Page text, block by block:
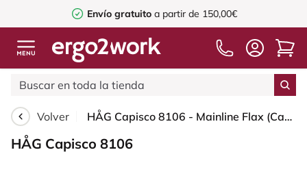
Envío gratuito a partir de 150,00€
Volver HÅG Capisco 8106 - Mainline Flax (Camira) - Lana / Lino - MLF002 Beige-Grey - Silver - 265 mm (seat height 53-79cm) - Glides
HÅG Capisco 8106